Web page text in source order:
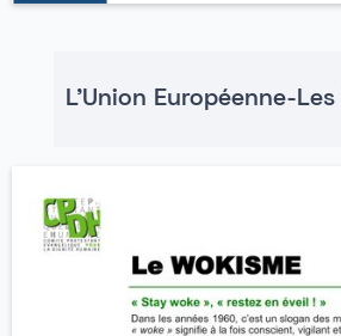
L'Union Européenne-